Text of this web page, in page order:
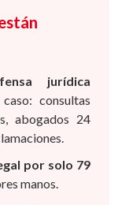
jurídica
consultas
abogados 24
por solo 79
manos.